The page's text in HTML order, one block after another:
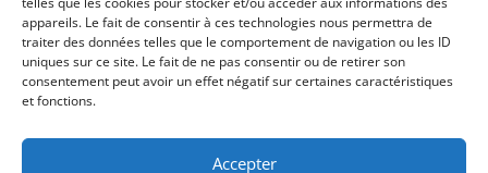
appareils. Le fait de consentir à ces technologies nous permettra de
traiter des données telles que le comportement de navigation ou les ID
uniques sur ce site. Le fait de ne pas consentir ou de retirer son
consentement peut avoir un effet négatif sur certaines caractéristiques
et fonctions.
Accepter
…)
2. La danse